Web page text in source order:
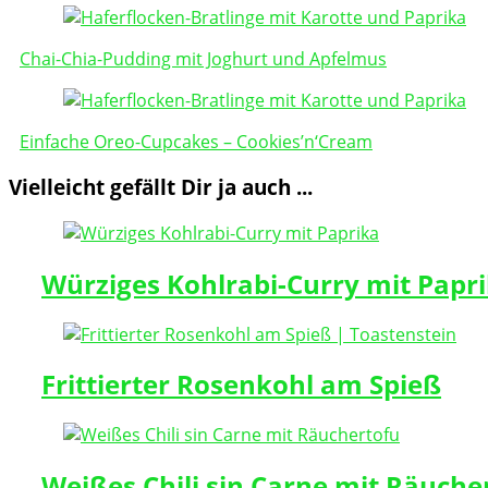
Post
Navigation
Chai-Chia-Pudding mit Joghurt und Apfelmus
Einfache Oreo-Cupcakes – Cookies’n‘Cream
Vielleicht gefällt Dir ja auch ...
Würziges Kohlrabi-Curry mit
Frittierter Rosenkohl am Spieß